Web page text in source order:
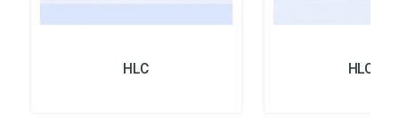
HLC HLC/M